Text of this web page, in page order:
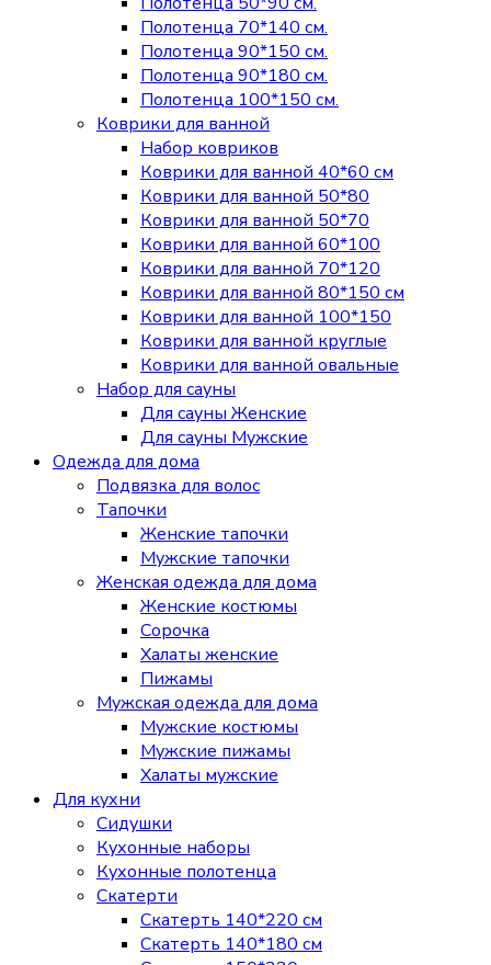
Полотенца 70*140 см.
Полотенца 90*150 см.
Полотенца 90*180 см.
Полотенца 100*150 см.
Коврики для ванной
Набор ковриков
Коврики для ванной 40*60 см
Коврики для ванной 50*80
Коврики для ванной 50*70
Коврики для ванной 60*100
Коврики для ванной 70*120
Коврики для ванной 80*150 см
Коврики для ванной 100*150
Коврики для ванной круглые
Коврики для ванной овальные
Набор для сауны
Для сауны Женские
Для сауны Мужские
Одежда для дома
Подвязка для волос
Тапочки
Женские тапочки
Мужские тапочки
Женская одежда для дома
Женские костюмы
Сорочка
Халаты женские
Пижамы
Мужская одежда для дома
Мужские костюмы
Мужские пижамы
Халаты мужские
Для кухни
Сидушки
Кухонные наборы
Кухонные полотенца
Скатерти
Скатерть 140*220 см
Скатерть 140*180 см